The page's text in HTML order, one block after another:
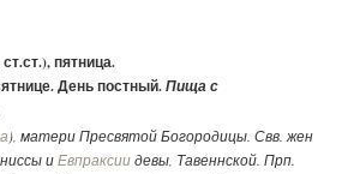
пятница.
День постный.Пища с
), матери Пресвятой Богородицы. Свв. жен
иЕвпраксии девы, Тавеннской. Прп.